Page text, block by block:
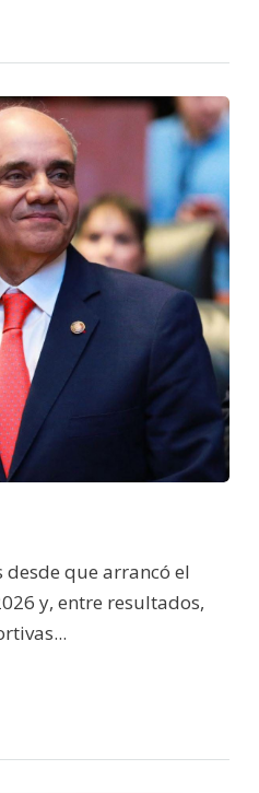
que arrancó el
y, entre resultados,